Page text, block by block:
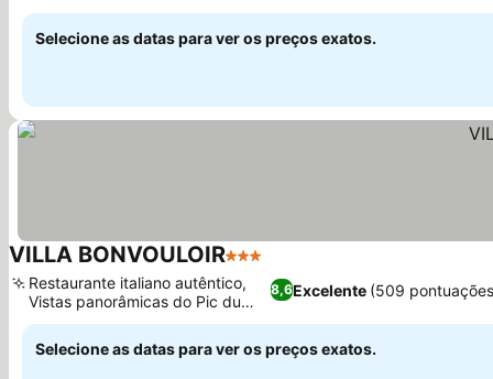
Selecione as datas para ver os preços exatos.
VILLA BONVOULOIR3 Estrelas
8,6Excelente (509
Restaurante italiano autêntico,
Vistas panorâmicas do Pic du
Midi
Selecione as datas para ver os preços exatos.